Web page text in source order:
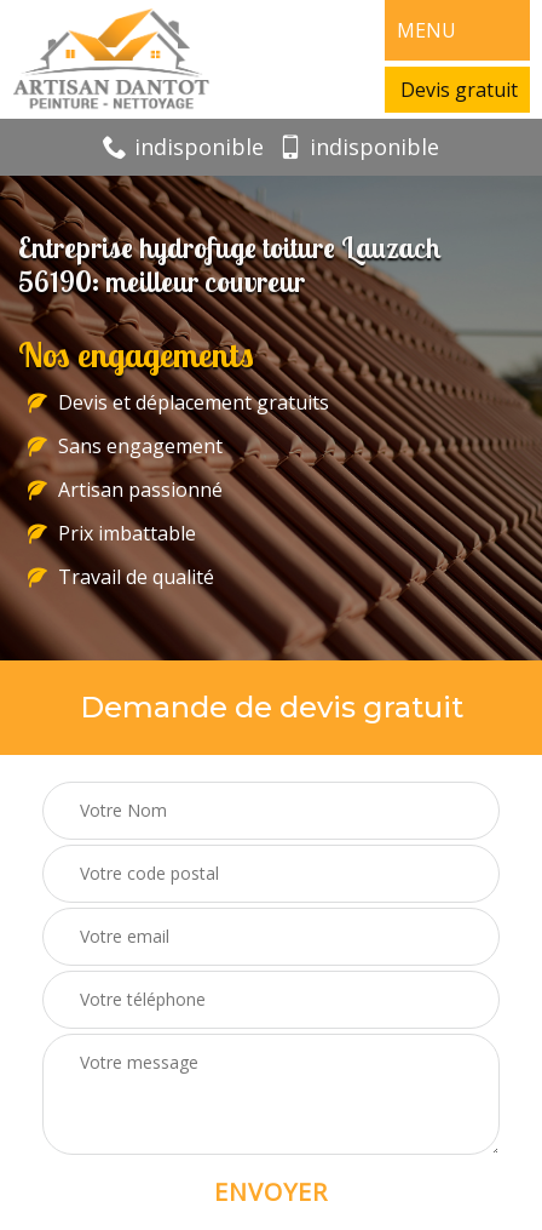
MENU
Devis gratuit
indisponible indisponible
Entreprise hydrofuge toiture Lauzach
56190: meilleur couvreur
Nos engagements
Devis et déplacement gratuits
Sans engagement
Artisan passionné
Prix imbattable
Travail de qualité
Demande de devis gratuit